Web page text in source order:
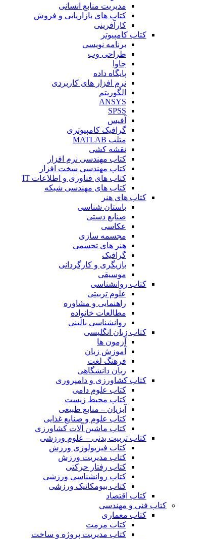
مدیریت منابع انسانی
کتاب های بازاریابی و فروش
کارآفرینی
کتاب کامپیوتر
برنامه نویسی
طراحی وب
جاوا
پایگاه داده
نرم افزار های کاربردی
الگوریتم
ANSYS
SPSS
آفیس
گرافیک کامپیوتری
متلب MATLAB
نقشه کشی
کتاب مهندسی نرم افزار
کتاب مهندسی سخت افزار
کتاب های فناوری و اطلاعات IT
کتاب های مهندسی شبکه
کتاب های هنر
باستان شناسی
صنایع دستی
عکاسی
مجسمه سازی
هنر های تجسمی
گرافیک
بازیگری و کارگردانی
موسیقی
کتاب روانشناسی
علوم تربیتی
راهنمایی و مشاوره
مطالعات خانواده
روانشناسی بالینی
کتاب زبان انگلیسی
آزمون ها
آموزش زبان
فرهنگ لغت
زبان دانشگاهی
کتاب کشاورزی و دامپروری
کتاب علوم دامی
کتاب محیط زیست
آبزیان – منابع طبیعی
کتاب علوم و صنایع غذایی
کتاب ماشین آلات کشاورزی
کتاب تربیت بدنی – علوم ورزشی
کتاب فیزیولوژی ورزش
کتاب مدیریت ورزش
کتاب رفتار حرکتی
کتاب روانشناسی ورزشی
کتاب بیومکانیک ورزشی
کتاب اقتصاد
کتاب فنی و مهندسی
کتاب معماری
کتاب مرمت
کتاب مدیریت پروژه و ساخت